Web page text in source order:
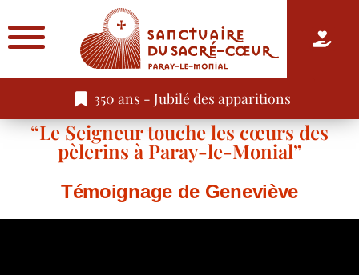
350 ans - Jubilé des apparitions
“Le Seigneur touche les cœurs des
pèlerins à Paray-le-Monial”
Témoignage de Geneviève